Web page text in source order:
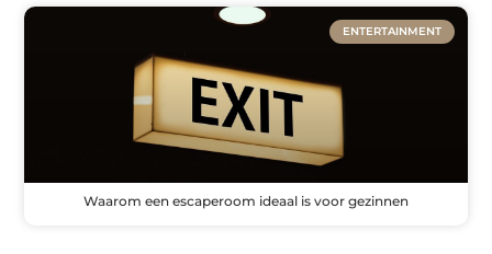
ENTERTAINMENT
Waarom een escaperoom ideaal is voor gezinnen